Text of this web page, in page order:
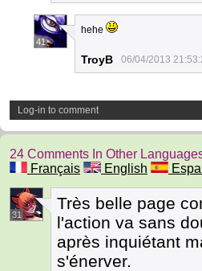
41
hehe
TroyB 06/04/2013
Log-in to comment
24 Comments In Other
Français
English
31
Très belle page
l'action va sans
après inquiétant
s'énerver.